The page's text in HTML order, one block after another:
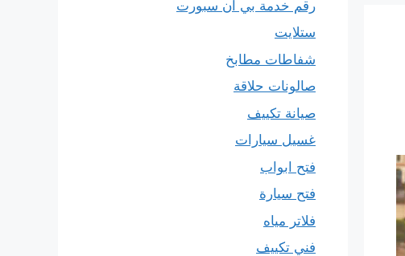
رقم خدمة بي ان سبورت
ستلايت
شفاطات مطابخ
صالونات حلاقة
صيانة تكييف
غسيل سيارات
فتح ابواب
فتح سيارة
فلاتر مياه
فني تكييف